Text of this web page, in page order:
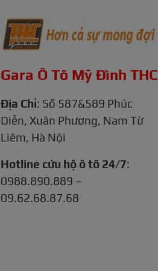
Gara Ô Tô Mỹ Đình THC
Địa Chỉ: Số 587&589 Phúc
Diễn, Xuân Phương, Nam Từ
Liêm, Hà Nội
Hotline cứu hộ ô tô 24/7:
0988.890.889 –
09.62.68.87.68